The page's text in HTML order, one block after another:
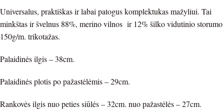
Universalus, praktiškas ir labai patogus komplektukas mažyliui. Tai
minkštas ir švelnus 88%, merino vilnos ir 12% šilko vidutinio storumo
150g/m. trikotažas.
Palaidinės ilgis – 38cm.
Palaidinės plotis po pažastėlėmis – 29cm.
Rankovės ilgis nuo peties siūlės – 32cm. nuo pažastėlės – 27cm.